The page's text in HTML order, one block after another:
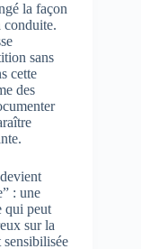
la façon
conduite.
sans
cette
des
: une
qui peut
sur la